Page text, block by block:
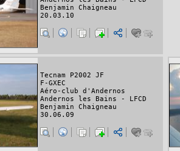
Benjamin Chaigneau
20.03.10
Tecnam P2002 JF
F-GXEC
Aéro-club d'Andernos
Andernos les Bains - LFCD
Benjamin Chaigneau
30.06.09